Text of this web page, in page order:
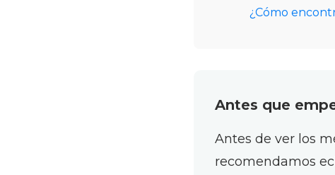
¿Cómo
Antes que
Antes de ver los
recomendamos